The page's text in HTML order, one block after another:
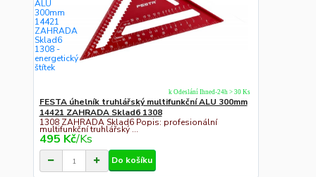
FESTA úhelník truhlářský multifunkční ALU 300mm
14421 ZAHRADA Sklad6 1308
1308 ZAHRADA Sklad6 Popis: profesionální
multifunkční truhlářský ...
495 Kč/Ks
k Odeslání Ihned-24h > 30 Ks
Do košíku